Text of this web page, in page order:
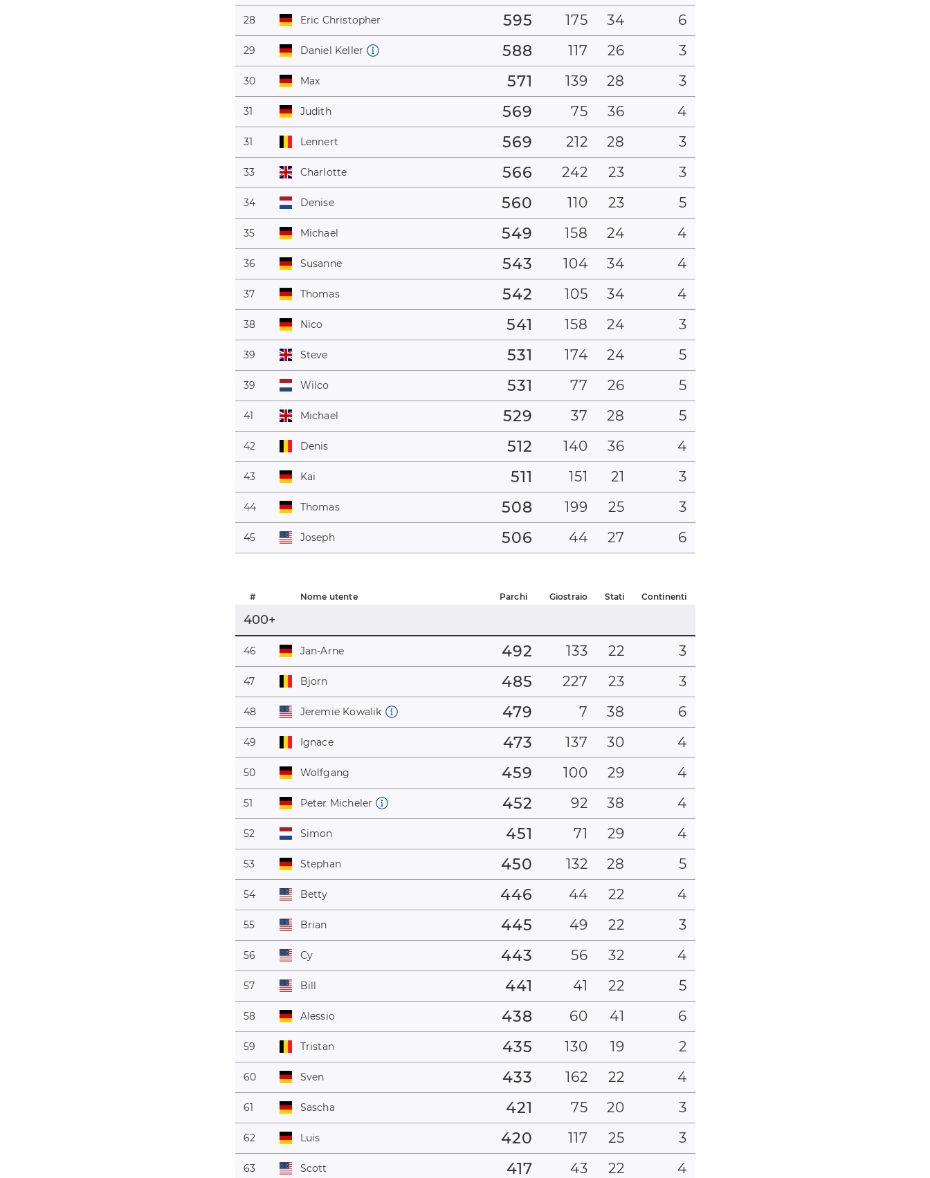
28 Eric Christopher 595 175 34 6
29 Daniel Keller 588 117 26 3
30 Max 571 139 28 3
31 Judith 569 75 36 4
31 Lennert 569 212 28 3
33 Charlotte 566 242 23 3
34 Denise 560 110 23 5
35 Michael 549 158 24 4
36 Susanne 543 104 34 4
37 Thomas 542 105 34 4
38 Nico 541 158 24 3
39 Steve 531 174 24 5
39 Wilco 531 77 26 5
41 Michael 529 37 28 5
42 Denis 512 140 36 4
43 Kai 511 151 21 3
44 Thomas 508 199 25 3
45 Joseph 506 44 27 6
# Nome utente Parchi Giostraio Stati Continenti
400+
46 Jan-Arne 492 133 22 3
47 Bjorn 485 227 23 3
48 Jeremie Kowalik 479 7 38 6
49 Ignace 473 137 30 4
50 Wolfgang 459 100 29 4
51 Peter Micheler 452 92 38 4
52 Simon 451 71 29 4
53 Stephan 450 132 28 5
54 Betty 446 44 22 4
55 Brian 445 49 22 3
56 Cy 443 56 32 4
57 Bill 441 41 22 5
58 Alessio 438 60 41 6
59 Tristan 435 130 19 2
60 Sven 433 162 22 4
61 Sascha 421 75 20 3
62 Luis 420 117 25 3
63 Scott 417 43 22 4